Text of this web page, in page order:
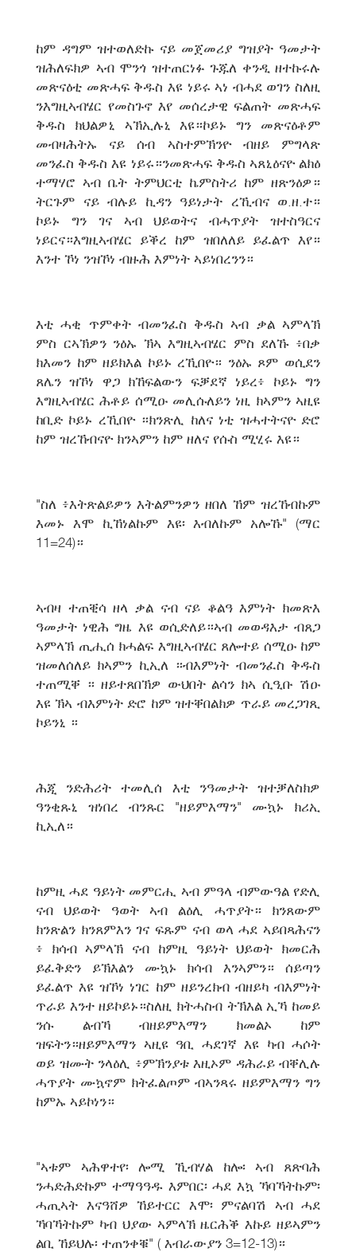
ከም ዳግም ዝተወለድኩ ናይ መጀመሪያ ግዝያት ዓመታት
ዝሕለፍክዎ ኣብ ሞንጎ ዝተጠርነፉ ጉጁለ ቀንዲ ዘተኩሩሉ
መጽናዕቲ መጽሓፍ ቅዱስ እዩ ነይሩ ኣነ ብሓደ ወገን ስለዚ
ንእግዚኣብሄር የመስጉኖ እየ መሰረታዊ ፍልጠት መጽሓፍ
ቅዱስ ክህልዎኒ ኣኽኢሉኒ እዩ።ኮይኑ ግን መጽናዕቶም
መብዛሕትኡ ናይ ሰብ ኣስተምኽንዮ ብዘይ ምግላጽ
መንፈስ ቅዱስ እዩ ነይሩ።ንመጽሓፍ ቅዱስ ኣጸኒዕናዮ ልክዕ
ተማሃሮ ኣብ ቤት ትምህርቲ ኬምስትሪ ከም ዘጽንዕዎ።
ትርጉም ናይ ብሉይ ኪዳን ዓይነታት ረኺብና ወ.ዘ.ተ።
ኮይኑ ግን ገና ኣብ ህይወትና ብሓጥያት ዝተስዓርና
ነይርና።እግዚኣብሄር ይቕረ ከም ዝበለለይ ይፈልጥ እየ።
እንተ ኾነ ንዝኾነ ብዙሕ እምነት ኣይነበረንን።
እቲ ሓቂ ጥምቀት ብመንፈስ ቅዱስ ኣብ ቃል ኣምላኽ
ምስ ርኣኽዎን ንዕኡ ኽኣ እግዚኣብሄር ምስ ደለኹ ፥በቃ
ክእመን ከም ዘይክእል ኮይኑ ረኺበዮ። ንዕኡ ጾም ወሲደን
ጸሌን ዝኾነ ዋጋ ክኸፍልውን ፍቓደኛ ነይረ፥ ኮይኑ ግን
እግዚኣብሄር ሕቶይ ሰሚዑ መሊሱለይን ነዚ ክኣምን ኣዚዩ
ከቢድ ኮይኑ ረኺበዮ ።ክንጽሊ ከለና ነቲ ዝሓተትናዮ ድሮ
ከም ዝረኸብናዮ ክንኣምን ከም ዘለና የሱስ ሚሂሩ እዩ።
"ስለ ፥እትጽልይዎን እትልምንዎን ዘበለ ኸም ዝረኸብኩም
እመኑ እሞ ኪኸነልኩም እዩ፡ እብለኩም አሎኹ" (ማር
11=24)።
ኣብዛ ተጠቒሳ ዘላ ቃል ናብ ናይ ቆልዓ እምነት ክመጽእ
ዓመታት ነዊሕ ግዜ እዩ ወሲድለይ።ኣብ መወዳእታ ብጸጋ
ኣምላኽ ጢሒሰ ክሓልፍ እግዚኣብሄር ጸሎተይ ሰሚዑ ከም
ዝመለሰለይ ክኣምን ኪኢለ ።ብእምነት ብመንፈስ ቅዱስ
ተጠሚቐ ። ዘይተጸበኽዎ ውህበት ልሳን ክኣ ሲዒቡ ሽዑ
እዩ ኽኣ ብእምነት ድሮ ከም ዝተቐበልክዎ ጥራይ መረጋገጺ
ኮይንኒ ።
ሕጂ ንድሕሪት ተመሊሰ እቲ ንዓመታት ዝተቓለስክዎ
ዓንቂጹኒ ዝነበረ ብንጹር "ዘይምእማን" ሙኳኑ ክሪኢ
ኪኢለ።
ከምዚ ሓደ ዓይነት መምርሒ ኣብ ምዓላ ብምውዓል የድሊ
ናብ ህይወት ዓወት ኣብ ልዕሊ ሓጥያት። ክንጸውም
ክንጽልን ክንጸምእን ገና ፍጹም ናብ ወላ ሓደ ኣይበጻሕናን
፥ ክሳብ ኣምላኽ ናብ ከምዚ ዓይነት ህይወት ክመርሕ
ይፈቅድን ይኽእልን ሙኳኑ ክሳብ እንኣምን። ሰይጣን
ይፈልጥ እዩ ዝኾነ ነገር ከም ዘይንረክብ ብዘይካ ብእምነት
ጥራይ እንተ ዘይኮይኑ።ስለዚ ክትሓስብ ትኽእል ኢኻ ከመይ
ንሱ ልብኻ ብዘይምእማን ክመልኦ ከም
ዝፍትን።ዘይምእማን ኣዚዩ ዓቢ ሓደገኛ እዩ ካብ ሓሶት
ወይ ዝሙት ንላዕሊ ፥ምኽንያቱ እዚኦም ዳሕራይ ብቐሊሉ
ሓጥያት ሙኳኖም ክትፈልጦም ብኣንጻሩ ዘይምእማን ግን
ከምኡ ኣይኮነን።
"ኣቱም ኣሕዋተየ፡ ሎሚ ኺብሃል ከሎ፡ ኣብ ጸጽባሕ
ንሓድሕድኩም ተማዓዓዱ እምበር፡ ሓደ እኳ ኻባኻትኩም፡
ሓጢኣት እናዓሸዎ ኸይተርር እሞ፡ ምናልባሽ ኣብ ሓደ
ኻባኻትኩም ካብ ህያው ኣምላኽ ዜርሕቕ እኩይ ዘይኣምን
ልቢ ኸይህሉ፡ ተጠንቀቑ" ( እብራውያን 3=12-13)።